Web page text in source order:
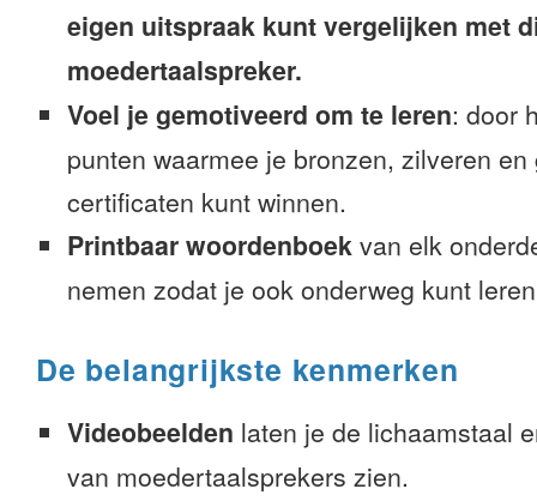
eigen uitspraak kunt vergelijken met
moedertaalspreker.
Voel je gemotiveerd om te leren: door
punten waarmee je bronzen, zilveren en
certificaten kunt winnen.
Printbaar woordenboek van elk
nemen zodat je ook onderweg kunt
De belangrijkste kenmerken
Videobeelden laten je de lichaamstaal
van moedertaalsprekers zien.